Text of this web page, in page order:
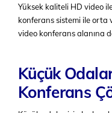
Yüksek kaliteli HD video
konferans sistemi ile orta
video konferans alanına
Küçük
Konferans